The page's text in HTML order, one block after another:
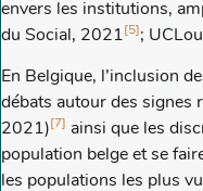
envers les institutions,
du Social, 2021[5];
En Belgique, l’inclusion
débats autour des signes
2021)[7] ainsi que les
population belge et se
les populations les plus